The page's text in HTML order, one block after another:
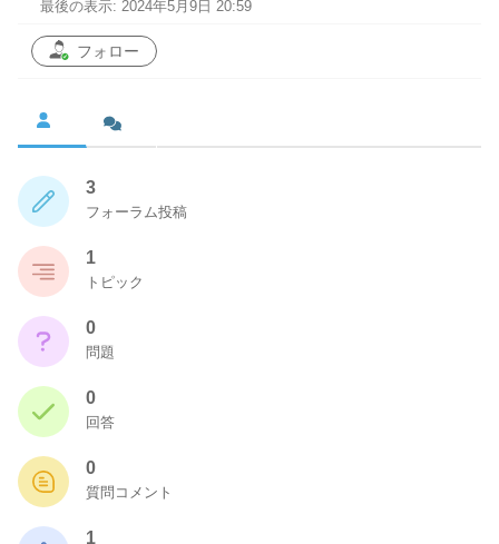
最後の表示: 2024年5月9日 20:59
フォロー
3
フォーラム投稿
1
トピック
0
問題
0
回答
0
質問コメント
1